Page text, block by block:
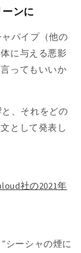
ンに
パイプ（他の
に与える悪影
ってもいいか
、それをどの
として発表し
社の2021年
シーシャの煙に